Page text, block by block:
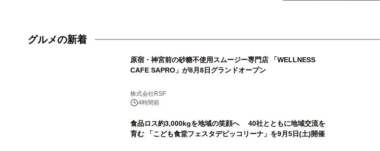
グルメの新着
原宿・神宮前の砂糖不使用スムージー専門店 「WELLNESS
CAFE SAPRO」が8月8日グランドオープン
株式会社RSF
4時間前
食品ロス約3,000kgを地域の笑顔へ 40社とともに地域交流を
育む 「こども食堂フェスタデピッコリーナ」を9月5日(土)開催